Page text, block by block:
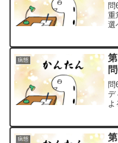
問
重
選
解
ブ
病態
問
デ
よ
病態